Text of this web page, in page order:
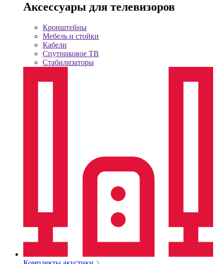
Аксессуары для телевизоров
Кронштейны
Мебель и стойки
Кабели
Спутниковое ТВ
Стабилизаторы